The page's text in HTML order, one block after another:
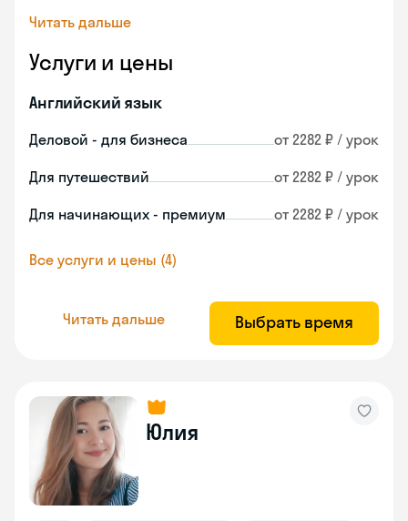
Читать дальше
Услуги и цены
Английский язык
Деловой - для бизнеса от 2282 ₽ / урок
Для путешествий от 2282 ₽ / урок
Для начинающих - премиум от 2282 ₽ / урок
Все услуги и цены (4)
Читать дальше Выбрать время
Юлия